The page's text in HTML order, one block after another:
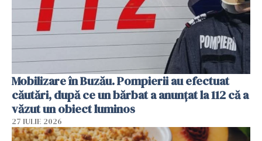
Mobilizare în Buzău. Pompierii au efectuat
căutări, după ce un bărbat a anunțat la 112 că a
văzut un obiect luminos
27 IULIE 2026